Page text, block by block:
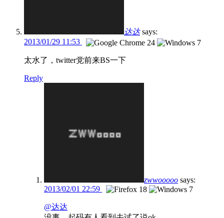
达达 says:
2013/01/29 11:53
太水了，twitter党前来BS一下
Reply
zwwooooo says:
2013/02/01 22:59
@达达